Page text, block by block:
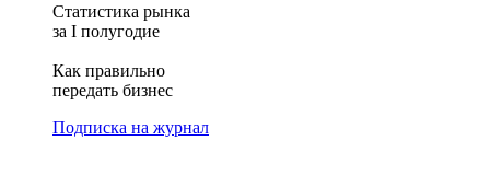
Статистика рынка
за I полугодие
Как правильно
передать бизнес
Подписка на журнал